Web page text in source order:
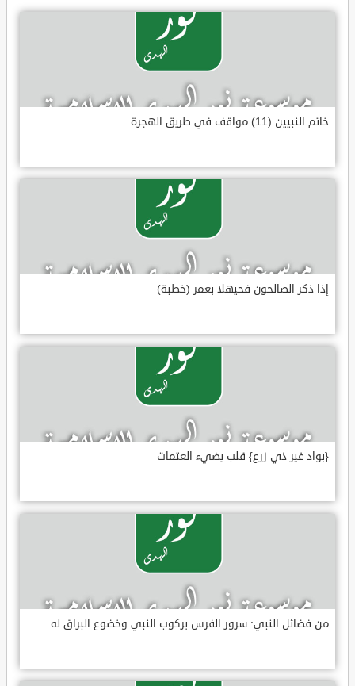
خاتم النبيين (11) مواقف في طريق الهجرة
إذا ذكر الصالحون فحيهلا بعمر (خطبة)
{بواد غير ذي زرع} قلب يضيء العتمات
من فضائل النبي: سرور الفرس بركوب النبي وخضوع البراق له